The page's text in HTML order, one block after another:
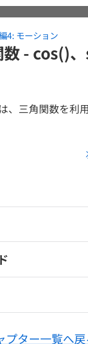
4: モーション
- cos()、
、三角関数を利
プター一覧へ戻